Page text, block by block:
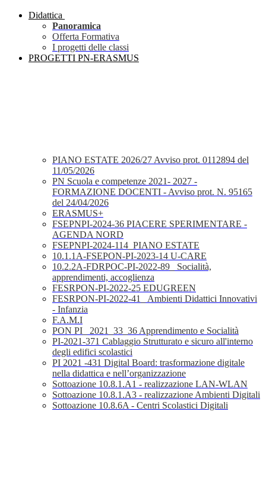
Didattica
Panoramica
Offerta Formativa
I progetti delle classi
PROGETTI PN-ERASMUS
PIANO ESTATE 2026/27 Avviso prot. 0112894 del
11/05/2026
PN Scuola e competenze 2021- 2027 -
FORMAZIONE DOCENTI - Avviso prot. N. 95165
del 24/04/2026
ERASMUS+
FSEPNPI-2024-36 PIACERE SPERIMENTARE -
AGENDA NORD
FSEPNPI-2024-114_PIANO ESTATE
10.1.1A-FSEPON-PI-2023-14 U-CARE
10.2.2A-FDRPOC-PI-2022-89_ Socialità,
apprendimenti, accoglienza
FESRPON-PI-2022-25 EDUGREEN
FESRPON-PI-2022-41_ Ambienti Didattici Innovativi
- Infanzia
F.A.M.I
PON PI_ 2021_33_36 Apprendimento e Socialità
PI-2021-371 Cablaggio Strutturato e sicuro all'interno
degli edifici scolastici
PI 2021 -431 Digital Board: trasformazione digitale
nella didattica e nell’organizzazione
Sottoazione 10.8.1.A1 - realizzazione LAN-WLAN
Sottoazione 10.8.1.A3 - realizzazione Ambienti Digitali
Sottoazione 10.8.6A - Centri Scolastici Digitali